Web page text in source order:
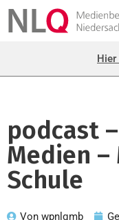
Hier
podcast
Medien –
Schule
Von wpnlqmb